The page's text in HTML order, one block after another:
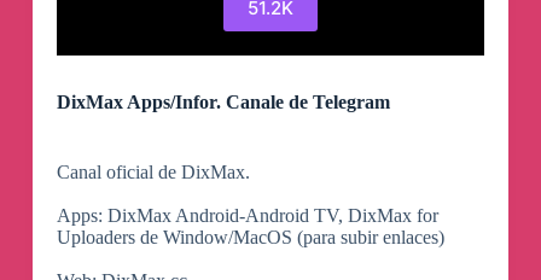
51.2K
DixMax Apps/Infor. Canale de Telegram
Canal oficial de DixMax.
Apps: DixMax Android-Android TV, DixMax for
Uploaders de Window/MacOS (para subir enlaces)